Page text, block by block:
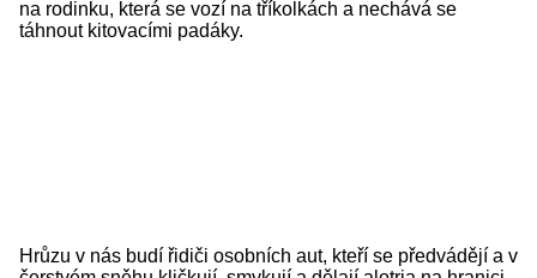
na rodinku, která se vozí na tříkolkách a nechává se
táhnout kitovacími padáky.
Hrůzu v nás budí řidiči osobních aut, kteří se předvádějí a v